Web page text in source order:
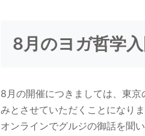
8月のヨガ哲学
8月の開催につきましては、東
みとさせていただくことになり
オンラインでグルジの御話を聞